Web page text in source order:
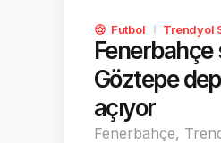
Futbol Trendyol
Fenerbahçe
Göztepe
açıyor
Fenerbahçe,